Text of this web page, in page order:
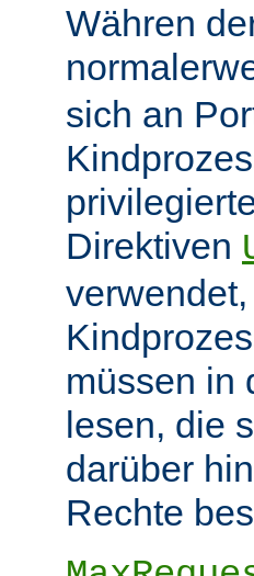
Währen
sich an
Direktiven
müssen in
lesen, die
darüber
Rechte